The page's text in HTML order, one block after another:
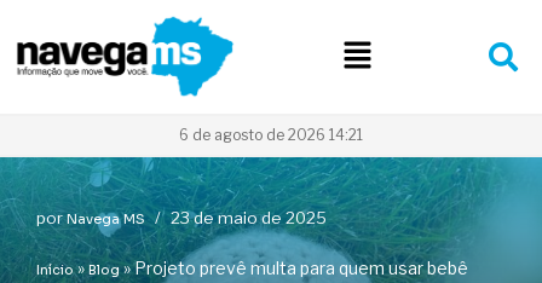
Pular
para
6 de agosto de 2026 14:21
porNavega MS 23 de maio de 2025
Início» Blog»Projeto prevê multa para quem usar bebê